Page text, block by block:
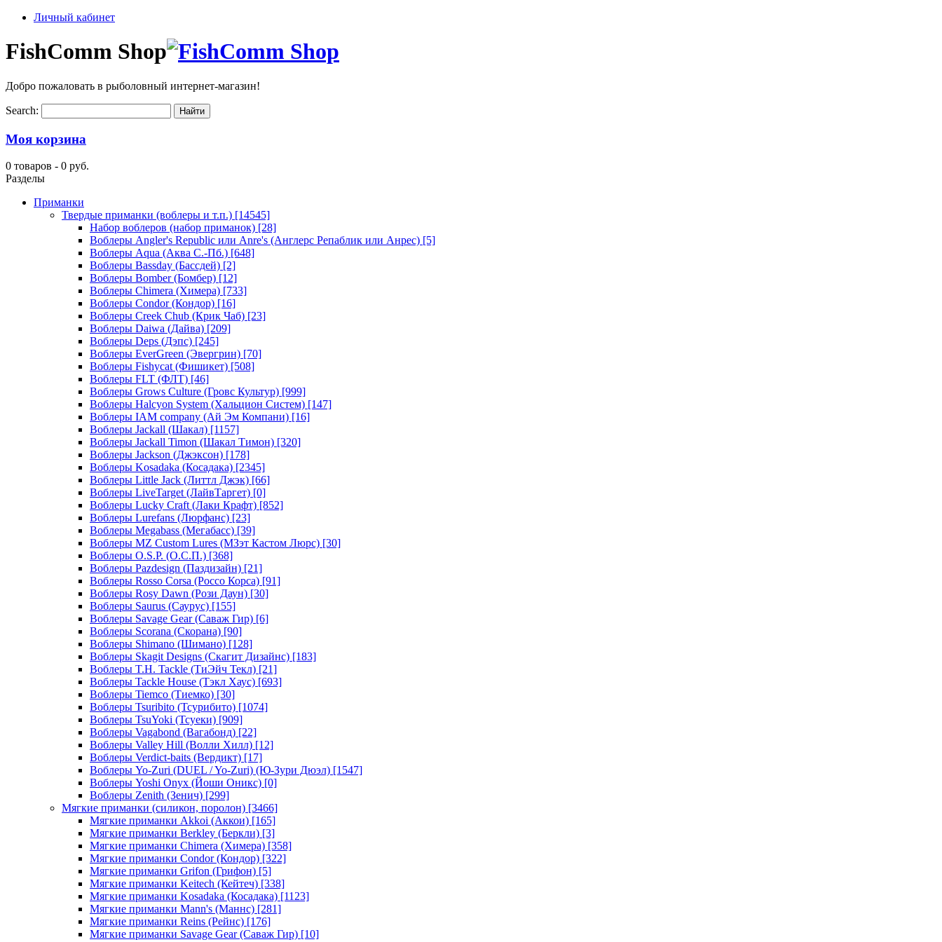
Личный кабинет
FishComm Shop
Добро пожаловать в рыболовный интернет-магазин!
Search:
Моя корзина
0 товаров - 0 руб.
Разделы
Приманки
Твердые приманки (воблеры и т.п.) [14545]
Набор воблеров (набор приманок) [28]
Воблеры Angler's Republic или Anre's (Англерс Репаблик или Анрес) [5]
Воблеры Aqua (Аква С.-Пб.) [648]
Воблеры Bassday (Бассдей) [2]
Воблеры Bomber (Бомбер) [12]
Воблеры Chimera (Химера) [733]
Воблеры Condor (Кондор) [16]
Воблеры Creek Chub (Крик Чаб) [23]
Воблеры Daiwa (Дайва) [209]
Воблеры Deps (Дэпс) [245]
Воблеры EverGreen (Эвергрин) [70]
Воблеры Fishycat (Фишикет) [508]
Воблеры FLT (ФЛТ) [46]
Воблеры Grows Culture (Гровс Культур) [999]
Воблеры Halcyon System (Хальцион Систем) [147]
Воблеры IAM company (Ай Эм Компани) [16]
Воблеры Jackall (Шакал) [1157]
Воблеры Jackall Timon (Шакал Тимон) [320]
Воблеры Jackson (Джэксон) [178]
Воблеры Kosadaka (Косадака) [2345]
Воблеры Little Jack (Литтл Джэк) [66]
Воблеры LiveTarget (ЛайвТаргет) [0]
Воблеры Lucky Craft (Лаки Крафт) [852]
Воблеры Lurefans (Люрфанс) [23]
Воблеры Megabass (Мегабасс) [39]
Воблеры MZ Custom Lures (МЗэт Кастом Люрс) [30]
Воблеры O.S.P. (О.С.П.) [368]
Воблеры Pazdesign (Паздизайн) [21]
Воблеры Rosso Corsa (Россо Корса) [91]
Воблеры Rosy Dawn (Рози Даун) [30]
Воблеры Saurus (Саурус) [155]
Воблеры Savage Gear (Саваж Гир) [6]
Воблеры Scorana (Скорана) [90]
Воблеры Shimano (Шимано) [128]
Воблеры Skagit Designs (Скагит Дизайнс) [183]
Воблеры T.H. Tackle (ТиЭйч Текл) [21]
Воблеры Tackle House (Тэкл Хаус) [693]
Воблеры Tiemco (Тиемко) [30]
Воблеры Tsuribito (Тсурибито) [1074]
Воблеры TsuYoki (Тсуеки) [909]
Воблеры Vagabond (Вагабонд) [22]
Воблеры Valley Hill (Волли Хилл) [12]
Воблеры Verdict-baits (Вердикт) [17]
Воблеры Yo-Zuri (DUEL / Yo-Zuri) (Ю-Зури Дюэл) [1547]
Воблеры Yoshi Onyx (Йоши Оникс) [0]
Воблеры Zenith (Зенич) [299]
Мягкие приманки (силикон, поролон) [3466]
Мягкие приманки Akkoi (Аккои) [165]
Мягкие приманки Berkley (Беркли) [3]
Мягкие приманки Chimera (Химера) [358]
Мягкие приманки Condor (Кондор) [322]
Мягкие приманки Grifon (Грифон) [5]
Мягкие приманки Keitech (Кейтеч) [338]
Мягкие приманки Kosadaka (Косадака) [1123]
Мягкие приманки Mann's (Маннс) [281]
Мягкие приманки Reins (Рейнс) [176]
Мягкие приманки Savage Gear (Саваж Гир) [10]